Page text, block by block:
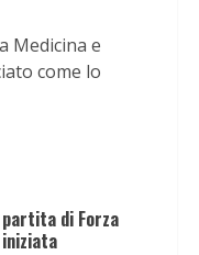
Medicina e
come lo
di Forza